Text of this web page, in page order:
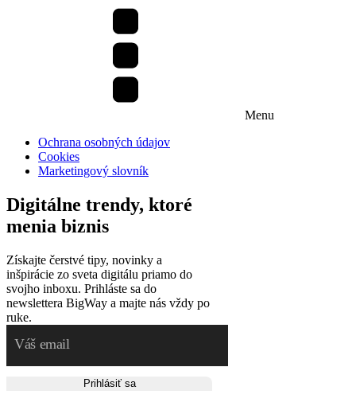
Menu
Ochrana osobných údajov
Cookies
Marketingový slovník
Digitálne trendy, ktoré
menia biznis
Získajte čerstvé tipy, novinky a
inšpirácie zo sveta digitálu priamo do
svojho inboxu. Prihláste sa do
newslettera BigWay a majte nás vždy po
ruke.
Prihlásiť sa